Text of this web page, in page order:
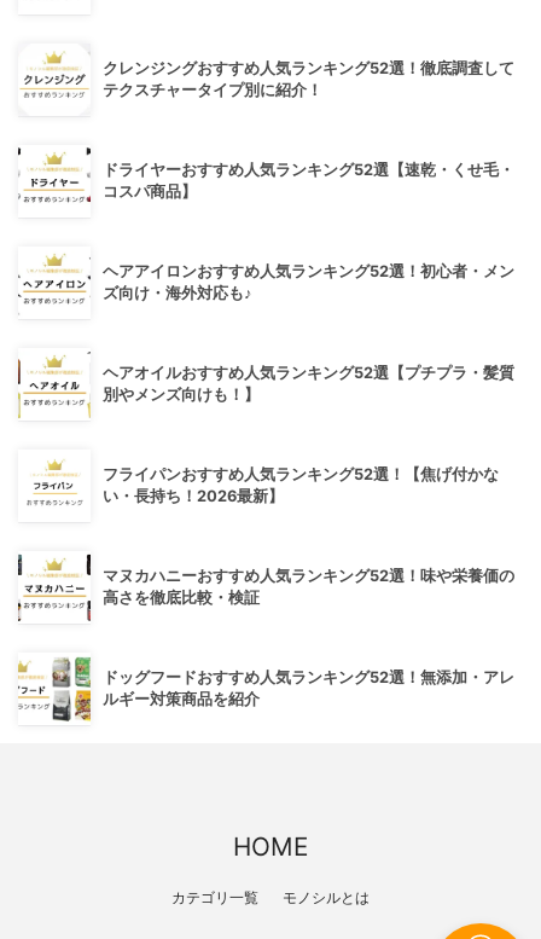
クレンジングおすすめ人気ランキング52選！徹底調査して
テクスチャータイプ別に紹介！
ドライヤーおすすめ人気ランキング52選【速乾・くせ毛・
コスパ商品】
ヘアアイロンおすすめ人気ランキング52選！初心者・メン
ズ向け・海外対応も♪
ヘアオイルおすすめ人気ランキング52選【プチプラ・髪質
別やメンズ向けも！】
フライパンおすすめ人気ランキング52選！【焦げ付かな
い・長持ち！2026最新】
マヌカハニーおすすめ人気ランキング52選！味や栄養価の
高さを徹底比較・検証
ドッグフードおすすめ人気ランキング52選！無添加・アレ
ルギー対策商品を紹介
HOME
カテゴリ一覧 モノシルとは